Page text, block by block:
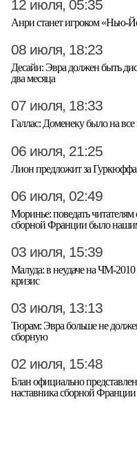
12 июля, 05:35
Анри станет игроком «Нью-
08 июля, 18:23
Десайи: Эвра должен быть
два месяца
07 июля, 18:33
Галлас: Доменеку было на все
06 июля, 21:25
Лион предложит за
06 июля, 02:49
Моринье: поведать читателям
сборной Франции было
03 июля, 15:39
Малуда: в неудаче на ЧМ-
кризис
03 июля, 13:13
Тюрам: Эвра больше не
сборную
02 июля, 15:48
Блан официально представлен
наставника сборной Франции